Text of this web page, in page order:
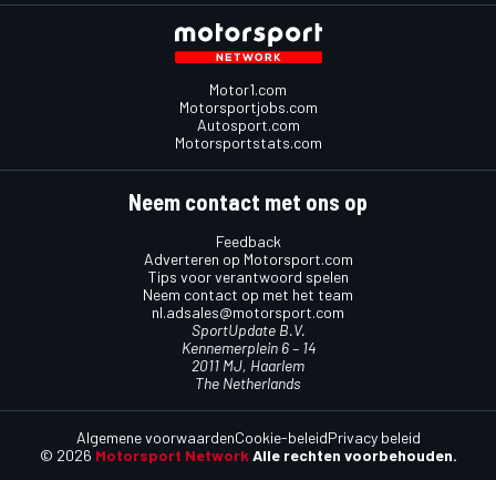
Motor1.com
Motorsportjobs.com
Autosport.com
Motorsportstats.com
Neem contact met ons op
Feedback
Adverteren op Motorsport.com
Tips voor verantwoord spelen
Neem contact op met het team
nl.adsales@motorsport.com
SportUpdate B.V.
Kennemerplein 6 – 14
2011 MJ, Haarlem
The Netherlands
© 2026 Motorsport Network Alle rechten voorbehouden.
Algemene voorwaardenCookie-beleidPrivacy beleid